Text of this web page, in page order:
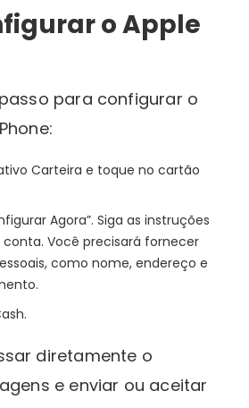
o Apple
para configurar o
Carteira e toque no cartão
Agora”. Siga as instruções
Você precisará fornecer
como nome, endereço e
diretamente o
e enviar ou aceitar